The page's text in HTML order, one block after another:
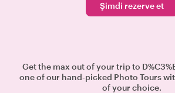
Şimdi rezerve et
Get the max out of your trip to
one of our hand-picked Photo Tours
of your choice.